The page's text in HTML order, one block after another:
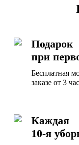
Подарок
при
Бесплатная
заказе от 3
Каждая
10-я